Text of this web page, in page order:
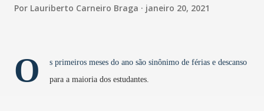
Por Lauriberto Carneiro Braga janeiro 20, 2021
O
s primeiros meses do ano são sinônimo de férias e descanso
para a maioria dos estudantes.